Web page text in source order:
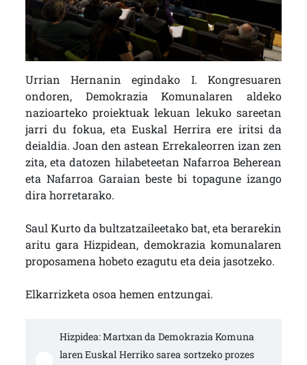
Urrian Hernanin egindako I. Kongresuaren
ondoren, Demokrazia Komunalaren aldeko
nazioarteko proiektuak lekuan lekuko sareetan
jarri du fokua, eta Euskal Herrira ere iritsi da
deialdia. Joan den astean Errekaleorren izan zen
zita, eta datozen hilabeteetan Nafarroa Beherean
eta Nafarroa Garaian beste bi topagune izango
dira horretarako.
Saul Kurto da bultzatzaileetako bat, eta berarekin
aritu gara Hizpidean, demokrazia komunalaren
proposamena hobeto ezagutu eta deia jasotzeko.
Elkarrizketa osoa hemen entzungai.
Hizpidea: Martxan da Demokrazia Komuna
laren Euskal Herriko sarea sortzeko prozes